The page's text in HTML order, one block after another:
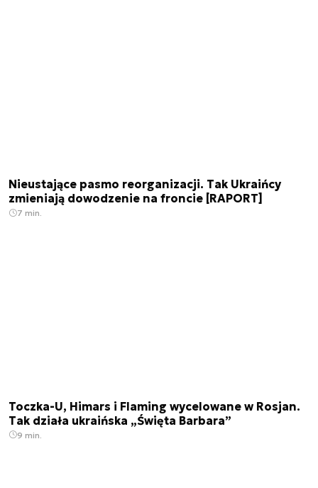
Nieustające pasmo reorganizacji. Tak Ukraińcy
zmieniają dowodzenie na froncie [RAPORT]
7 min.
Toczka-U, Himars i Flaming wycelowane w Rosjan.
Tak działa ukraińska „Święta Barbara”
9 min.